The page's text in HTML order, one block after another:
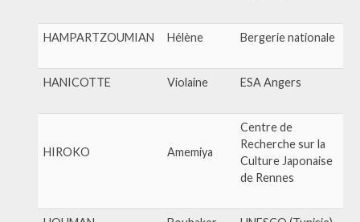
HAMPARTZOUMIAN Hélène Bergerie nationale
HANICOTTE Violaine ESA Angers
HIROKO Amemiya
Centre de
Recherche sur la
Culture Japonaise
de Rennes